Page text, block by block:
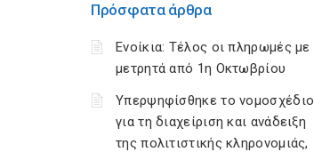
Πρόσφατα άρθρα
Ενοίκια: Τέλος οι πληρωμές με
μετρητά από 1η Οκτωβρίου
Υπερψηφίσθηκε το νομοσχέδιο
για τη διαχείριση και ανάδειξη
της πολιτιστικής κληρονομιάς,